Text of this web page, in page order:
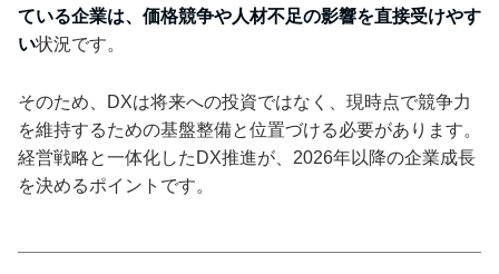
ている企業は、価格競争や人材不足の影響を直接受けやす
い状況です。
そのため、DXは将来への投資ではなく、現時点で競争力
を維持するための基盤整備と位置づける必要があります。
経営戦略と一体化したDX推進が、2026年以降の企業成長
を決めるポイントです。